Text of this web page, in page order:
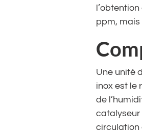
ppm, mais
Une unité
inox est le
de
catalyseur
circulation